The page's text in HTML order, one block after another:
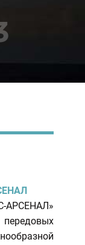
АРСЕНАЛ»